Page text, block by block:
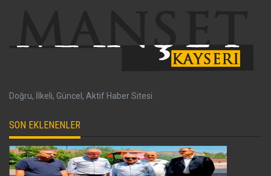
Doğru, İlkeli, Güncel, Aktif Haber Sitesi
SON EKLENENLER